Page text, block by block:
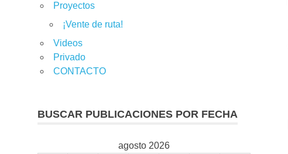
Proyectos
¡Vente de ruta!
Videos
Privado
CONTACTO
BUSCAR PUBLICACIONES POR FECHA
agosto 2026